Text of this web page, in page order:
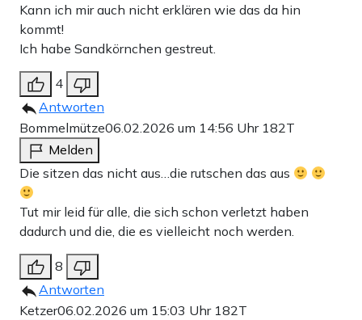
Kann ich mir auch nicht erklären wie das da hin
kommt!
Ich habe Sandkörnchen gestreut.
4
Antworten
Bommelmütze06.02.2026 um 14:56 Uhr 182T
Melden
Die sitzen das nicht aus…die rutschen das aus
Tut mir leid für alle, die sich schon verletzt haben
dadurch und die, die es vielleicht noch werden.
8
Antworten
Ketzer06.02.2026 um 15:03 Uhr 182T